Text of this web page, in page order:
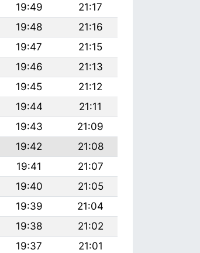
19:49
21:17
19:48
21:16
19:47
21:15
19:46
21:13
19:45
21:12
19:44
21:11
19:43
21:09
19:42
21:08
19:41
21:07
19:40
21:05
19:39
21:04
19:38
21:02
19:37
21:01